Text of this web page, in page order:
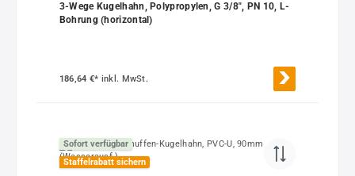
3-Wege Kugelhahn, Polypropylen, G 3/8", PN 10, L-
Bohrung (horizontal)
186,64 €* inkl. MwSt.
Sofort verfügbar
Staffelrabatt sichern